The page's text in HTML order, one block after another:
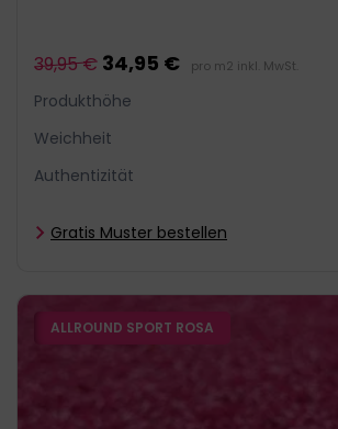
39,95 € 34,95 € pro m2 inkl. MwSt.
Produkthöhe
Weichheit
Authentizität
Gratis Muster bestellen
ALLROUND SPORT ROSA